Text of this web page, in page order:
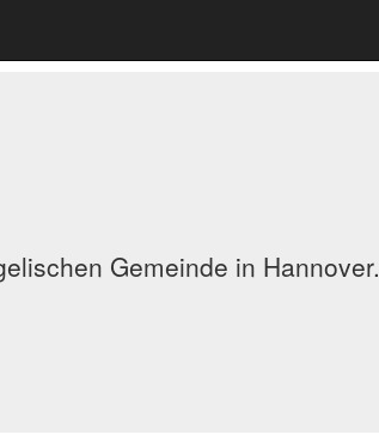
Gemeinde in Hannover.